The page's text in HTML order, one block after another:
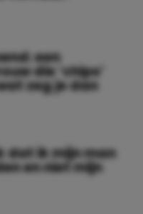
een
die ‘chips’
zeg je dan
dat ik mijn man
en niet mijn